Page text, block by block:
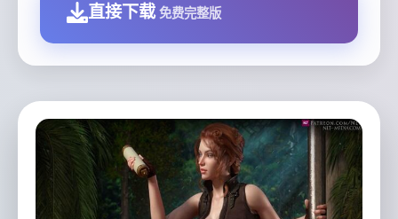
直接下载 免费完整版